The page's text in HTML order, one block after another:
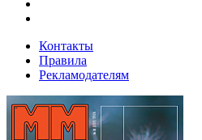
Контакты
Правила
Рекламодателям